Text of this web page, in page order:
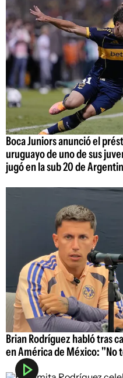
Boca Juniors anunció el
uruguayo de uno de sus
jugó en la sub 20 de
Brian Rodríguez habló tras
en América de México: "No